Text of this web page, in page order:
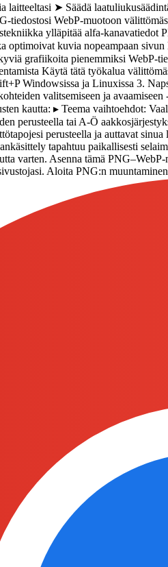
laitteeltasi ➤ Säädä
tiedostosi WebP-muotoon
ylläpitää alfa-
kuvia nopeampaan
grafiikoita pienemmiksi WebP-
Käytä tätä työkalua
Windowsissa ja Linuxissa 3.
valitsemiseen ja
kautta: ▸ Teema vaihtoehdot:
perusteella tai A-Ö
perusteella ja auttavat
tapahtuu paikallisesti
varten. Asenna tämä
Aloita PNG:n